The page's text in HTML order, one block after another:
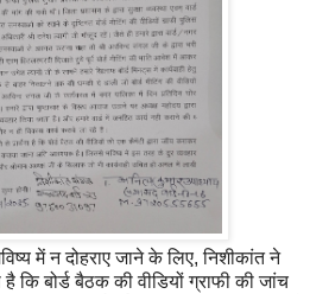
में न दोहराए जाने के लिए, निशीकांत ने
कि बोर्ड बैठक की वीडियों ग्राफी की जांच